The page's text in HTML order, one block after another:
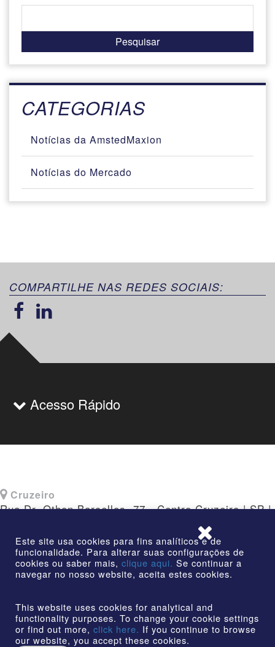
CATEGORIAS
Notícias da AmstedMaxion
Notícias do Mercado
COMPARTILHE NAS REDES SOCIAIS:
Acesso Rápido
Cruzeiro
Rua Dr. Othon Barcellos, 77 - Centro Cruzeiro | SP |
direitos reservados
Este site usa cookies para fins analíticos e de
funcionalidade. Para alterar suas configurações de
cookies ou saber mais, clique aqui. Se continuar a
navegar no nosso website, aceita estes cookies.
This website uses cookies for analytical and
functionality purposes. To change your cookie settings
or find out more, click here. If you continue to browse
our website, you accept these cookies.